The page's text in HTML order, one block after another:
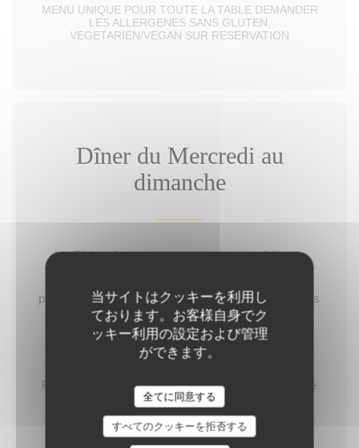
当サイトはクッキーを利用し
ております。お客様自身でク
ッキー利用の設定および管理
ができます。
全てに同意する
すべてのクッキーを拒否する
MENU UNIQUE POUR TOUTE LA TABLE DEMANDER
LES ALLERGENES SANS GLUTEN,
VEGETARIEN/VEGAN SUR RESERVATION
Dîner du Mercredi au
dimanche
Le Chicoula vous propose une expérience
produits de saison et en collaboration avec nos
producteurs.
FORMULES 3 TEMPS 46 EUROS
FORMULES 5 TEMPS 66 EUROS
Pour toutes modifications de menu, veuillez le
signaler lors de votre réservation sur le site
internet.